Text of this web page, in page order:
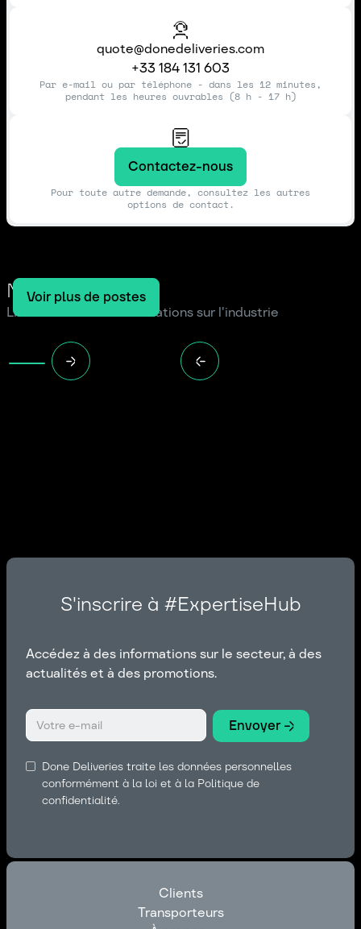
quote@donedeliveries.com
+33 184 131 603
Par e-mail ou par téléphone - dans les 12 minutes,
pendant les heures ouvrables (8 h - 17 h)
Contactez-nous
Pour toute autre demande, consultez les autres
options de contact.
Notre blog
Lire les dernières informations sur l'industrie
Voir plus de postes
S'inscrire à #ExpertiseHub
Accédez à des informations sur le secteur, à des
actualités et à des promotions.
Done Deliveries traite les données personnelles
conformément à la loi et à la Politique de
confidentialité.
Clients
Clients
Transporteurs